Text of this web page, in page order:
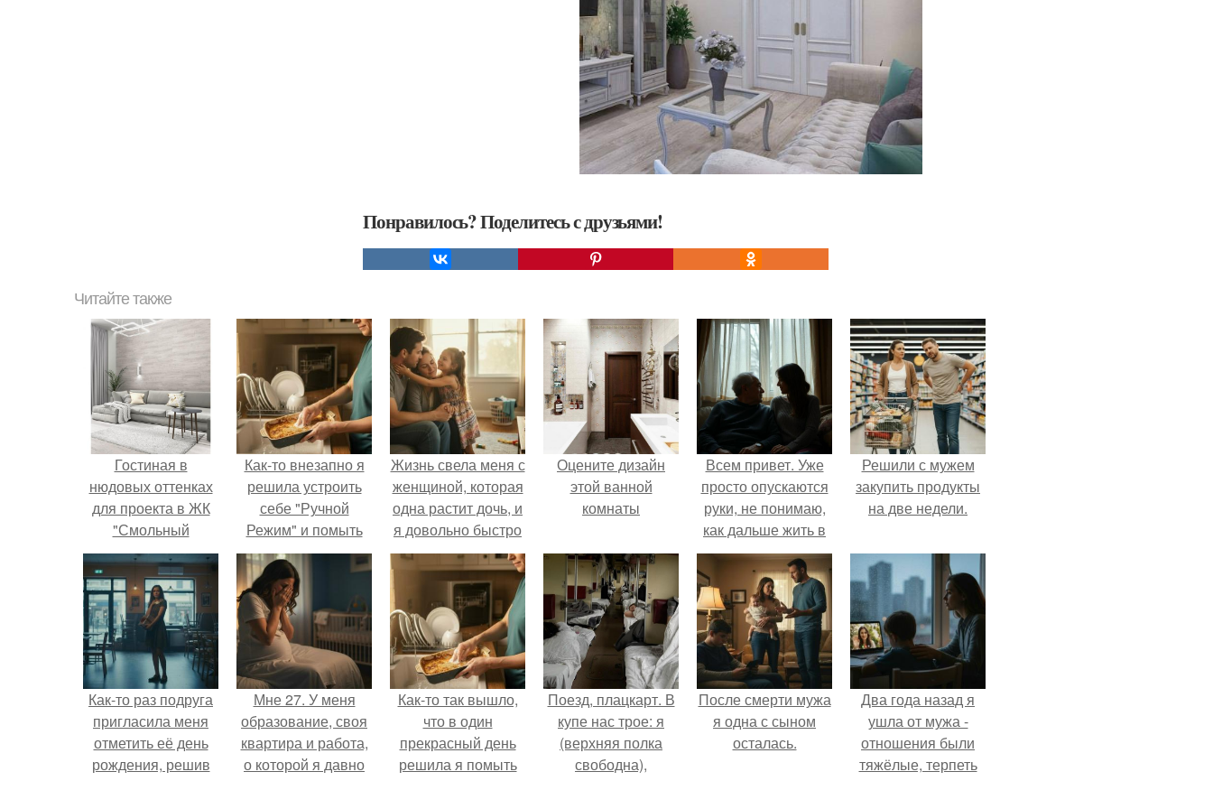
Понравилось? Поделитесь с друзьями!
Читайте также
Гостиная в
нюдовых оттенках
для проекта в ЖК
"Смольный
проспект" г. Санкт-
Петербург. 23,3кв.м
Как-то внезапно я
решила устроить
себе "Ручной
Режим" и помыть
посуду без помощи
техники.
Жизнь свела меня с
женщиной, которая
одна растит дочь, и
я довольно быстро
привязался к ним
обеим.
Оцените дизайн
этой ванной
комнаты
Всем привет. Уже
просто опускаются
руки, не понимаю,
как дальше жить в
этой ситуации.
Решили с мужем
закупить продукты
на две недели.
Как-то раз подруга
пригласила меня
отметить её день
рождения, решив
Мне 27. У меня
образование, своя
квартира и работа,
о которой я давно
Как-то так вышло,
что в один
прекрасный день
решила я помыть
Поезд, плацкарт. В
купе нас трое: я
(верхняя полка
свободна),
После смерти мужа
я одна с сыном
осталась.
Два года назад я
ушла от мужа -
отношения были
тяжёлые, терпеть